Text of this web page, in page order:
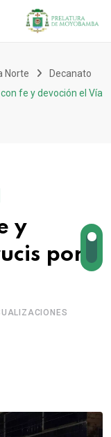
Norte
Decanato
fe y devoción el Vía
y
por